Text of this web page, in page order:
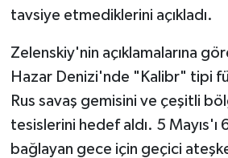
tavsiye etmediklerini açıkladı.
Zelenskiy'nin açıklamalarına
Hazar Denizi'nde "Kalibr" tipi
Rus savaş gemisini ve çeşitli
tesislerini hedef aldı. 5 Mayıs'ı
bağlayan gece için geçici